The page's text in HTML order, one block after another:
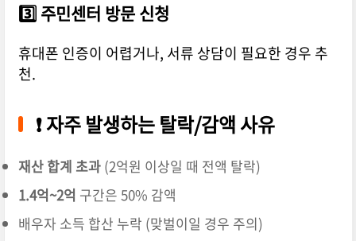
3️⃣ 주민센터 방문 신청
휴대폰 인증이 어렵거나, 서류 상담이 필요한 경우 추
천.
❗ 자주 발생하는 탈락/감액 사유
재산 합계 초과(2억원 이상일 때 전액 탈락)
1.4억~2억 구간은 50% 감액
배우자 소득 합산 누락 (맞벌이일 경우 주의)